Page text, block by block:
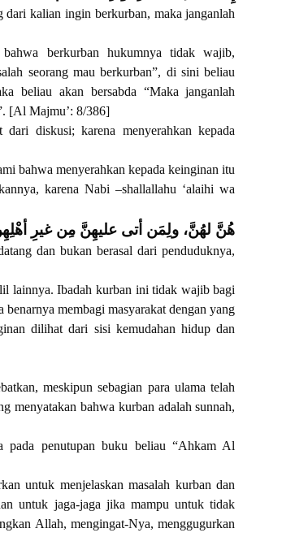
kalian ingin berkurban, maka janganlah
berkurban hukumnya tidak wajib,
seorang mau berkurban”, di sini beliau
beliau akan bersabda “Maka janganlah
[Al Majmu’: 8/386]
diskusi; karena menyerahkan kepada
bahwa menyerahkan kepada keinginan itu
karena Nabi –shallallahu ‘alaihi wa
هُنَّ لهُنَّ، ولِمَن أتى عليهِنَّ مِن غيرِ
dan bukan berasal dari penduduknya,
lainnya. Ibadah kurban ini tidak wajib bagi
membagi masyarakat dengan yang
dilihat dari sisi kemudahan hidup dan
meskipun sebagian para ulama telah
menyatakan bahwa kurban adalah sunnah,
pada penutupan buku beliau “Ahkam Al
untuk menjelaskan masalah kurban dan
untuk jaga-jaga jika mampu untuk tidak
Allah, mengingat-Nya, menggugurkan